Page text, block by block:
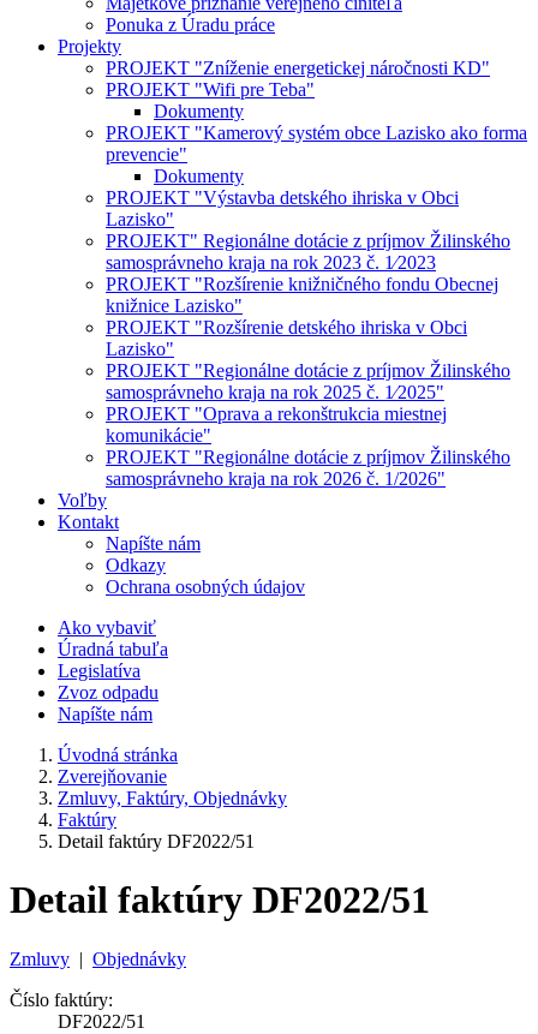
Ponuka z Úradu práce
Projekty
PROJEKT "Zníženie energetickej náročnosti KD"
PROJEKT "Wifi pre Teba"
Dokumenty
PROJEKT "Kamerový systém obce Lazisko ako forma
prevencie"
Dokumenty
PROJEKT "Výstavba detského ihriska v Obci
Lazisko"
PROJEKT" Regionálne dotácie z príjmov Žilinského
samosprávneho kraja na rok 2023 č. 1⁄2023
PROJEKT "Rozšírenie knižničného fondu Obecnej
knižnice Lazisko"
PROJEKT "Rozšírenie detského ihriska v Obci
Lazisko"
PROJEKT "Regionálne dotácie z príjmov Žilinského
samosprávneho kraja na rok 2025 č. 1⁄2025"
PROJEKT "Oprava a rekonštrukcia miestnej
komunikácie"
PROJEKT "Regionálne dotácie z príjmov Žilinského
samosprávneho kraja na rok 2026 č. 1/2026"
Voľby
Kontakt
Napíšte nám
Odkazy
Ochrana osobných údajov
Ako vybaviť
Úradná tabuľa
Legislatíva
Zvoz odpadu
Napíšte nám
Úvodná stránka
Zverejňovanie
Zmluvy, Faktúry, Objednávky
Faktúry
Detail faktúry DF2022/51
Detail faktúry DF2022/51
Zmluvy | Objednávky
Číslo faktúry:
DF2022/51